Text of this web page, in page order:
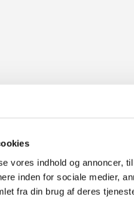
vores indhold og annoncer,
inden for sociale medier,
fra din brug af deres